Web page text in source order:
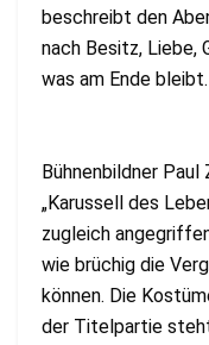
beschreibt den
nach Besitz, Liebe,
was am Ende bleibt.
Bühnenbildner
„Karussell des
zugleich
wie brüchig die
können. Die
der Titelpartie